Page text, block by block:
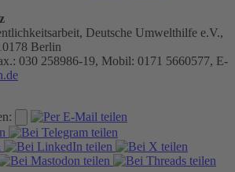
Deutsche Umwelthilfe e.V.,
Berlin
030 258986-19, Mobil: 0171 5660577, E-